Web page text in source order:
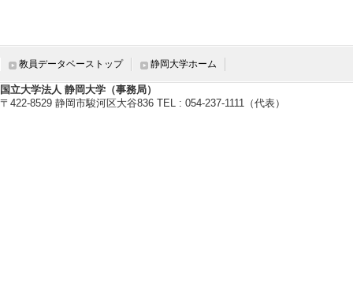
教員データベーストップ 静岡大学ホーム
国立大学法人 静岡大学（事務局）
〒422-8529 静岡市駿河区大谷836 TEL : 054-237-1111（代表）